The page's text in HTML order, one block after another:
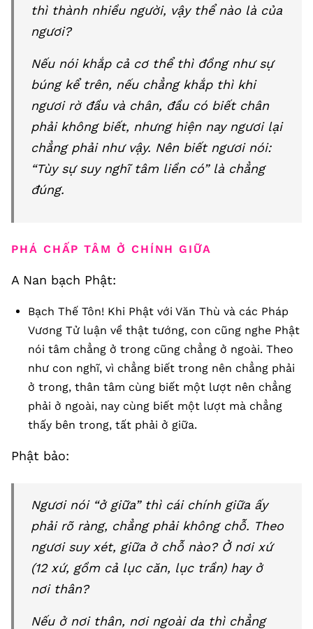
thì thành nhiều người, vậy thể nào là của
ngươi?
Nếu nói khắp cả cơ thể thì đồng như sự
búng kể trên, nếu chẳng khắp thì khi
ngươi rờ đầu và chân, đầu có biết chân
phải không biết, nhưng hiện nay ngươi lại
chẳng phải như vậy. Nên biết ngươi nói:
“Tùy sự suy nghĩ tâm liền có” là chẳng
đúng.
PHÁ CHẤP TÂM Ở CHÍNH GIỮA
A Nan bạch Phật:
Bạch Thế Tôn! Khi Phật với Văn Thù và các Pháp
Vương Tử luận về thật tướng, con cũng nghe Phật
nói tâm chẳng ở trong cũng chẳng ở ngoài. Theo
như con nghĩ, vì chẳng biết trong nên chẳng phải
ở trong, thân tâm cùng biết một lượt nên chẳng
phải ở ngoài, nay cùng biết một lượt mà chẳng
thấy bên trong, tất phải ở giữa.
Phật bảo:
Ngươi nói “ở giữa” thì cái chính giữa ấy
phải rõ ràng, chẳng phải không chỗ. Theo
ngươi suy xét, giữa ở chỗ nào? Ở nơi xứ
(12 xứ, gồm cả lục căn, lục trần) hay ở
nơi thân?
Nếu ở nơi thân, nơi ngoài da thì chẳng